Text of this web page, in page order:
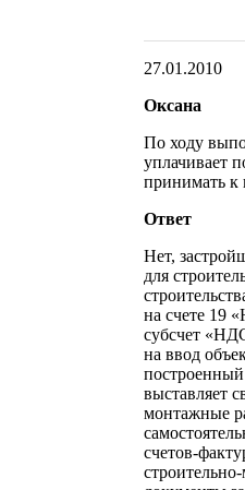
27.01.2010
Оксана
По ходу
уплачивает
принимать к
Ответ
Нет,
для
на счете 19
субсчет
на ввод
построенный
выставляет
монтажные
счетов-